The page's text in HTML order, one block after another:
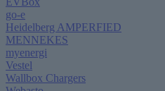
go-e
Heidelberg AMPERFIED
MENNEKES
myenergi
Vestel
Wallbox Chargers